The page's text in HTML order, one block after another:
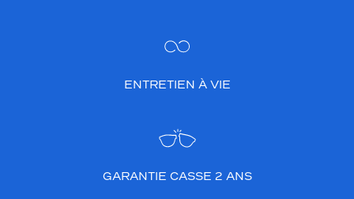
ENTRETIEN À VIE
GARANTIE CASSE 2 ANS